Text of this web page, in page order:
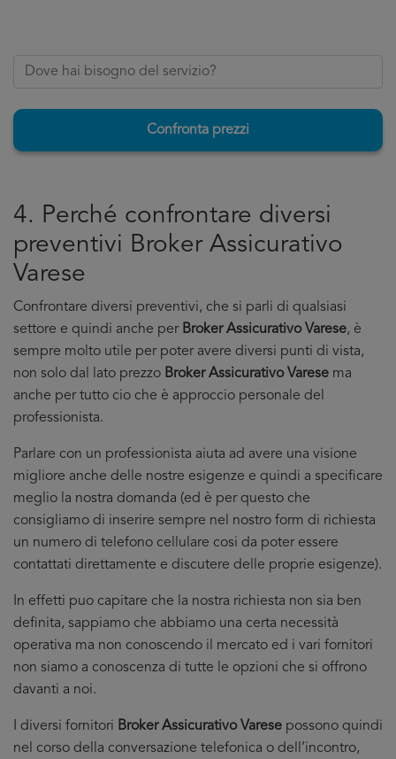
Confronta prezzi
4. Perché confrontare diversi
preventivi Broker Assicurativo
Varese
Confrontare diversi preventivi, che si parli di qualsiasi
settore e quindi anche per Broker Assicurativo Varese, è
sempre molto utile per poter avere diversi punti di vista,
non solo dal lato prezzo Broker Assicurativo Varese ma
anche per tutto cio che è approccio personale del
professionista.
Parlare con un professionista aiuta ad avere una visione
migliore anche delle nostre esigenze e quindi a specificare
meglio la nostra domanda (ed è per questo che
consigliamo di inserire sempre nel nostro form di richiesta
un numero di telefono cellulare cosi da poter essere
contattati direttamente e discutere delle proprie esigenze).
In effetti puo capitare che la nostra richiesta non sia ben
definita, sappiamo che abbiamo una certa necessità
operativa ma non conoscendo il mercato ed i vari fornitori
non siamo a conoscenza di tutte le opzioni che si offrono
davanti a noi.
I diversi fornitori Broker Assicurativo Varese possono quindi
nel corso della conversazione telefonica o dell’incontro,